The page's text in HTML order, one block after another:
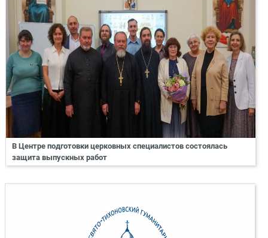
В Центре подготовки церковных специалистов состоялась
защита выпускных работ